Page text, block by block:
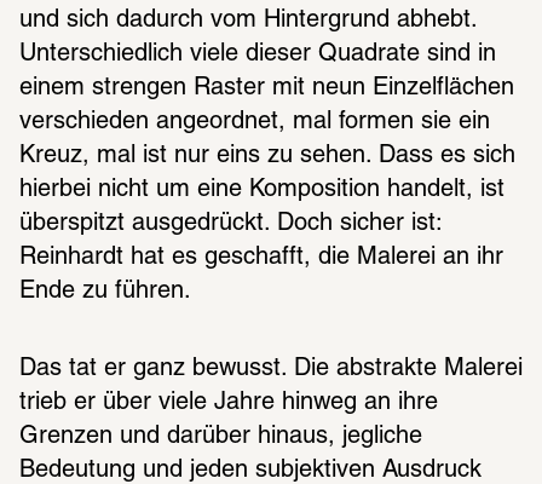
und sich dadurch vom Hintergrund abhebt.
Unterschiedlich viele dieser Quadrate sind in
einem strengen Raster mit neun Einzelflächen
verschieden angeordnet, mal formen sie ein
Kreuz, mal ist nur eins zu sehen. Dass es sich
hierbei nicht um eine Komposition handelt, ist
überspitzt ausgedrückt. Doch sicher ist:
Reinhardt hat es geschafft, die Malerei an ihr
Ende zu führen.
Das tat er ganz bewusst. Die abstrakte Malerei
trieb er über viele Jahre hinweg an ihre
Grenzen und darüber hinaus, jegliche
Bedeutung und jeden subjektiven Ausdruck